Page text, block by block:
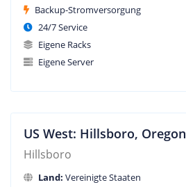
Backup-Stromversorgung
24/7 Service
Eigene Racks
Eigene Server
US West: Hillsboro, Oregon
Hillsboro
Land: Vereinigte Staaten